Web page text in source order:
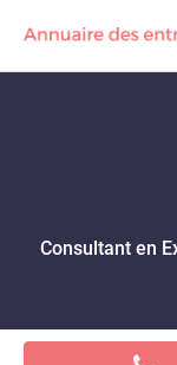
Consultant en